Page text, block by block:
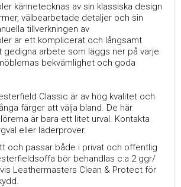
kännetecknas av sin klassiska design
välbearbetade detaljer och sin
tillverkningen av
är ett komplicerat och långsamt
gedigna arbete som läggs ner på varje
bekvämlighet och goda
Classic är av hög kvalitet och
färger att välja bland. De här
är bara ett litet urval. Kontakta
eller läderprover.
och passar både i privat och offentlig
bör behandlas c:a 2 ggr/
Leathermasters Clean & Protect för